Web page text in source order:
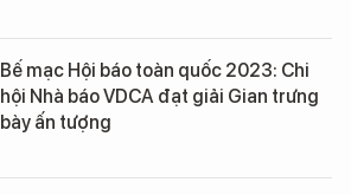
Bế mạc Hội báo toàn quốc 2023: Chi
hội Nhà báo VDCA đạt giải Gian trưng
bày ấn tượng